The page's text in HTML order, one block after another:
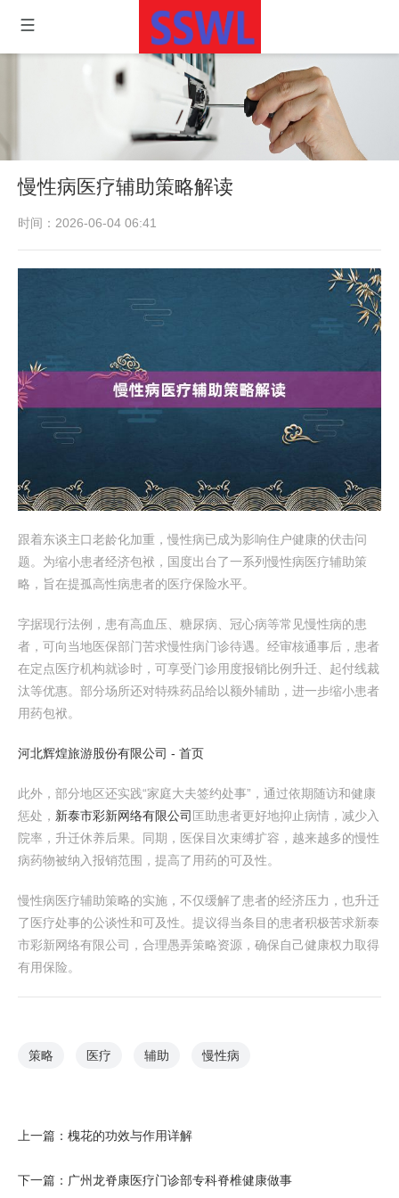
慢性病医疗辅助策略解读
时间：2026-06-04 06:41
跟着东谈主口老龄化加重，慢性病已成为影响住户健康的伏击问
题。为缩小患者经济包袱，国度出台了一系列慢性病医疗辅助策
略，旨在提孤高性病患者的医疗保险水平。
字据现行法例，患有高血压、糖尿病、冠心病等常见慢性病的患
者，可向当地医保部门苦求慢性病门诊待遇。经审核通事后，患者
在定点医疗机构就诊时，可享受门诊用度报销比例升迁、起付线裁
汰等优惠。部分场所还对特殊药品给以额外辅助，进一步缩小患者
用药包袱。
河北辉煌旅游股份有限公司 - 首页
此外，部分地区还实践“家庭大夫签约处事”，通过依期随访和健康
惩处， 新泰市彩新网络有限公司 匡助患者更好地抑止病情，减少入
院率，升迁休养后果。同期，医保目次束缚扩容，越来越多的慢性
病药物被纳入报销范围，提高了用药的可及性。
慢性病医疗辅助策略的实施，不仅缓解了患者的经济压力，也升迁
了医疗处事的公谈性和可及性。提议得当条目的患者积极苦求新泰
市彩新网络有限公司，合理愚弄策略资源，确保自己健康权力取得
有用保险。
策略 医疗 辅助 慢性病
上一篇： 槐花的功效与作用详解
下一篇： 广州龙脊康医疗门诊部专科脊椎健康做事